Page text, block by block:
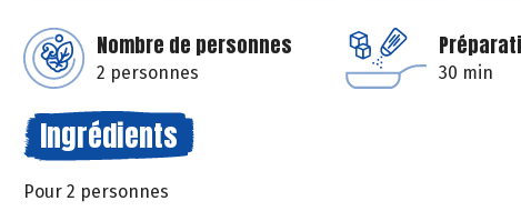
Nombre de personnes
2 personnes 30 min
Ingrédients
Pour 2 personnes